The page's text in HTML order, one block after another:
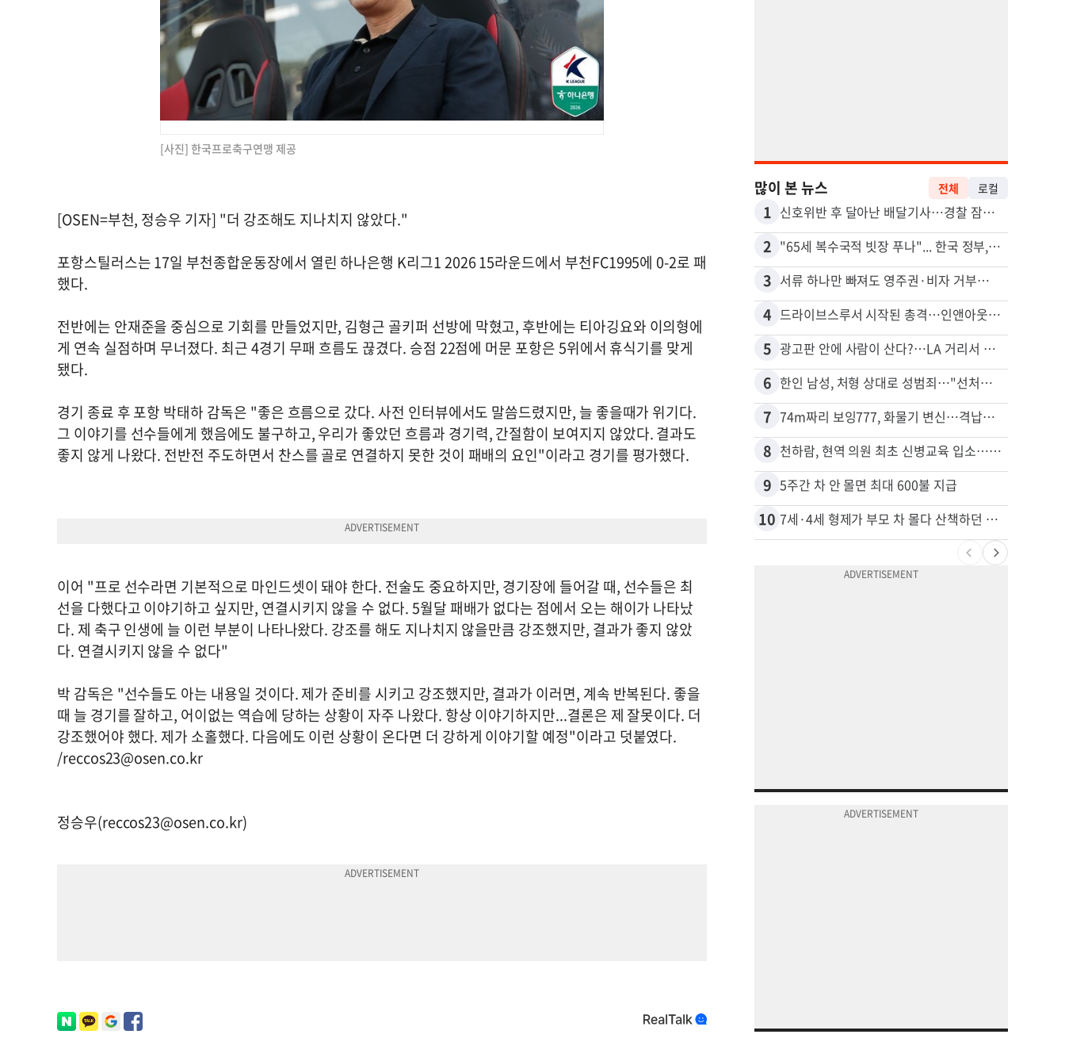
[사진] 한국프로축구연맹 제공
[OSEN=부천, 정승우 기자] "더 강조해도 지나치지 않았다."
포항스틸러스는 17일 부천종합운동장에서 열린 하나은행 K리그1 2026 15라운드에서 부천FC1995에 0-2로 패
했다.
전반에는 안재준을 중심으로 기회를 만들었지만, 김형근 골키퍼 선방에 막혔고, 후반에는 티아깅요와 이의형에
게 연속 실점하며 무너졌다. 최근 4경기 무패 흐름도 끊겼다. 승점 22점에 머문 포항은 5위에서 휴식기를 맞게
됐다.
경기 종료 후 포항 박태하 감독은 "좋은 흐름으로 갔다. 사전 인터뷰에서도 말씀드렸지만, 늘 좋을때가 위기다.
그 이야기를 선수들에게 했음에도 불구하고, 우리가 좋았던 흐름과 경기력, 간절함이 보여지지 않았다. 결과도
좋지 않게 나왔다. 전반전 주도하면서 찬스를 골로 연결하지 못한 것이 패배의 요인"이라고 경기를 평가했다.
이어 "프로 선수라면 기본적으로 마인드셋이 돼야 한다. 전술도 중요하지만, 경기장에 들어갈 때, 선수들은 최
선을 다했다고 이야기하고 싶지만, 연결시키지 않을 수 없다. 5월달 패배가 없다는 점에서 오는 해이가 나타났
다. 제 축구 인생에 늘 이런 부분이 나타나왔다. 강조를 해도 지나치지 않을만큼 강조했지만, 결과가 좋지 않았
다. 연결시키지 않을 수 없다"
박 감독은 "선수들도 아는 내용일 것이다. 제가 준비를 시키고 강조했지만, 결과가 이러면, 계속 반복된다. 좋을
때 늘 경기를 잘하고, 어이없는 역습에 당하는 상황이 자주 나왔다. 항상 이야기하지만...결론은 제 잘못이다. 더
강조했어야 했다. 제가 소홀했다. 다음에도 이런 상황이 온다면 더 강하게 이야기할 예정"이라고 덧붙였다.
/reccos23@osen.co.kr
정승우(reccos23@osen.co.kr)
많이 본 뉴스 전체 로컬
1 신호위반 후 달아난 배달기사…경찰 잠복해 잡고보니 ‘반전’
2 "65세 복수국적 빗장 푸나"... 한국 정부, 연령 완화 전면 추진
3 서류 하나만 빠져도 영주권·비자 거부…심사관 재량권 대폭 확대
4 드라이브스루서 시작된 총격…인앤아웃 참사 영상 공개
5 광고판 안에 사람이 산다?…LA 거리서 화제
6 한인 남성, 처형 상대로 성범죄…"선처해줬더니 배신자 취급"
7 74m짜리 보잉777, 화물기 변신…격납고서 ‘보물’ 찾는 인천공항
8 천하람, 현역 의원 최초 신병교육 입소…논산서 2박3일 생활
9 5주간 차 안 몰면 최대 600불 지급
10 7세·4세 형제가 부모 차 몰다 산책하던 여성 들이받아